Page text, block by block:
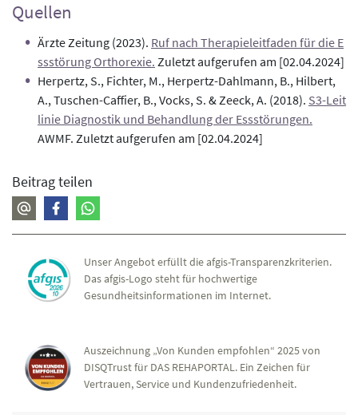
Quellen
Ärzte Zeitung (2023). Ruf nach Therapieleitfaden für die E
ssstörung Orthorexie. Zuletzt aufgerufen am [02.04.2024]
Herpertz, S., Fichter, M., Herpertz-Dahlmann, B., Hilbert,
A., Tuschen-Caffier, B., Vocks, S. & Zeeck, A. (2018). S3-Leit
linie Diagnostik und Behandlung der Essstörungen.
AWMF. Zuletzt aufgerufen am [02.04.2024]
Beitrag teilen
Unser Angebot erfüllt die afgis-Transparenzkriterien.
Das afgis-Logo steht für hochwertige
Gesundheitsinformationen im Internet.
Auszeichnung „Von Kunden empfohlen“ 2025 von
DISQTrust für DAS REHAPORTAL. Ein Zeichen für
Vertrauen, Service und Kundenzufriedenheit.